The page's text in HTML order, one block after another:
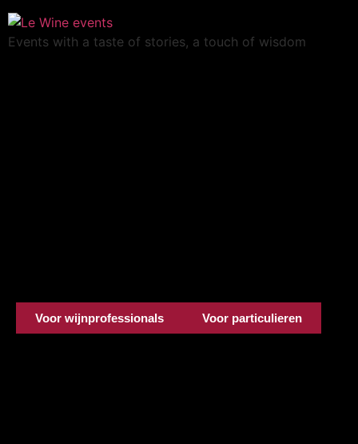
Events with a taste of stories, a touch of wisdom
Voor wijnprofessionals Voor particulieren